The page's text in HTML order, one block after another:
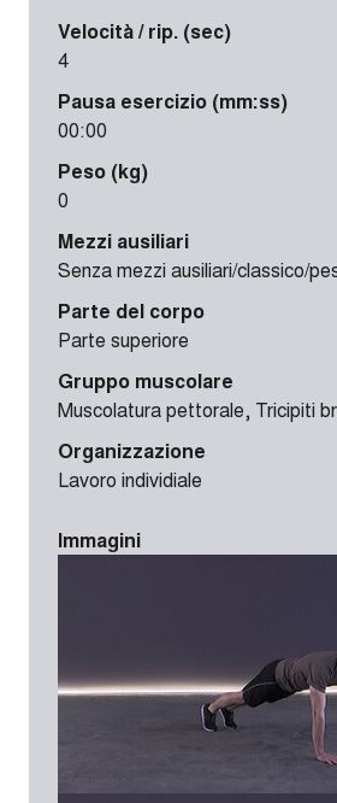
Velocità / rip. (sec)
4
Pausa esercizio (mm:ss)
00:00
Peso (kg)
0
Mezzi ausiliari
Senza mezzi ausiliari/classico/
Parte del corpo
Parte superiore
Gruppo muscolare
Muscolatura pettorale, Tricipiti
Organizzazione
Lavoro individiale
Immagini